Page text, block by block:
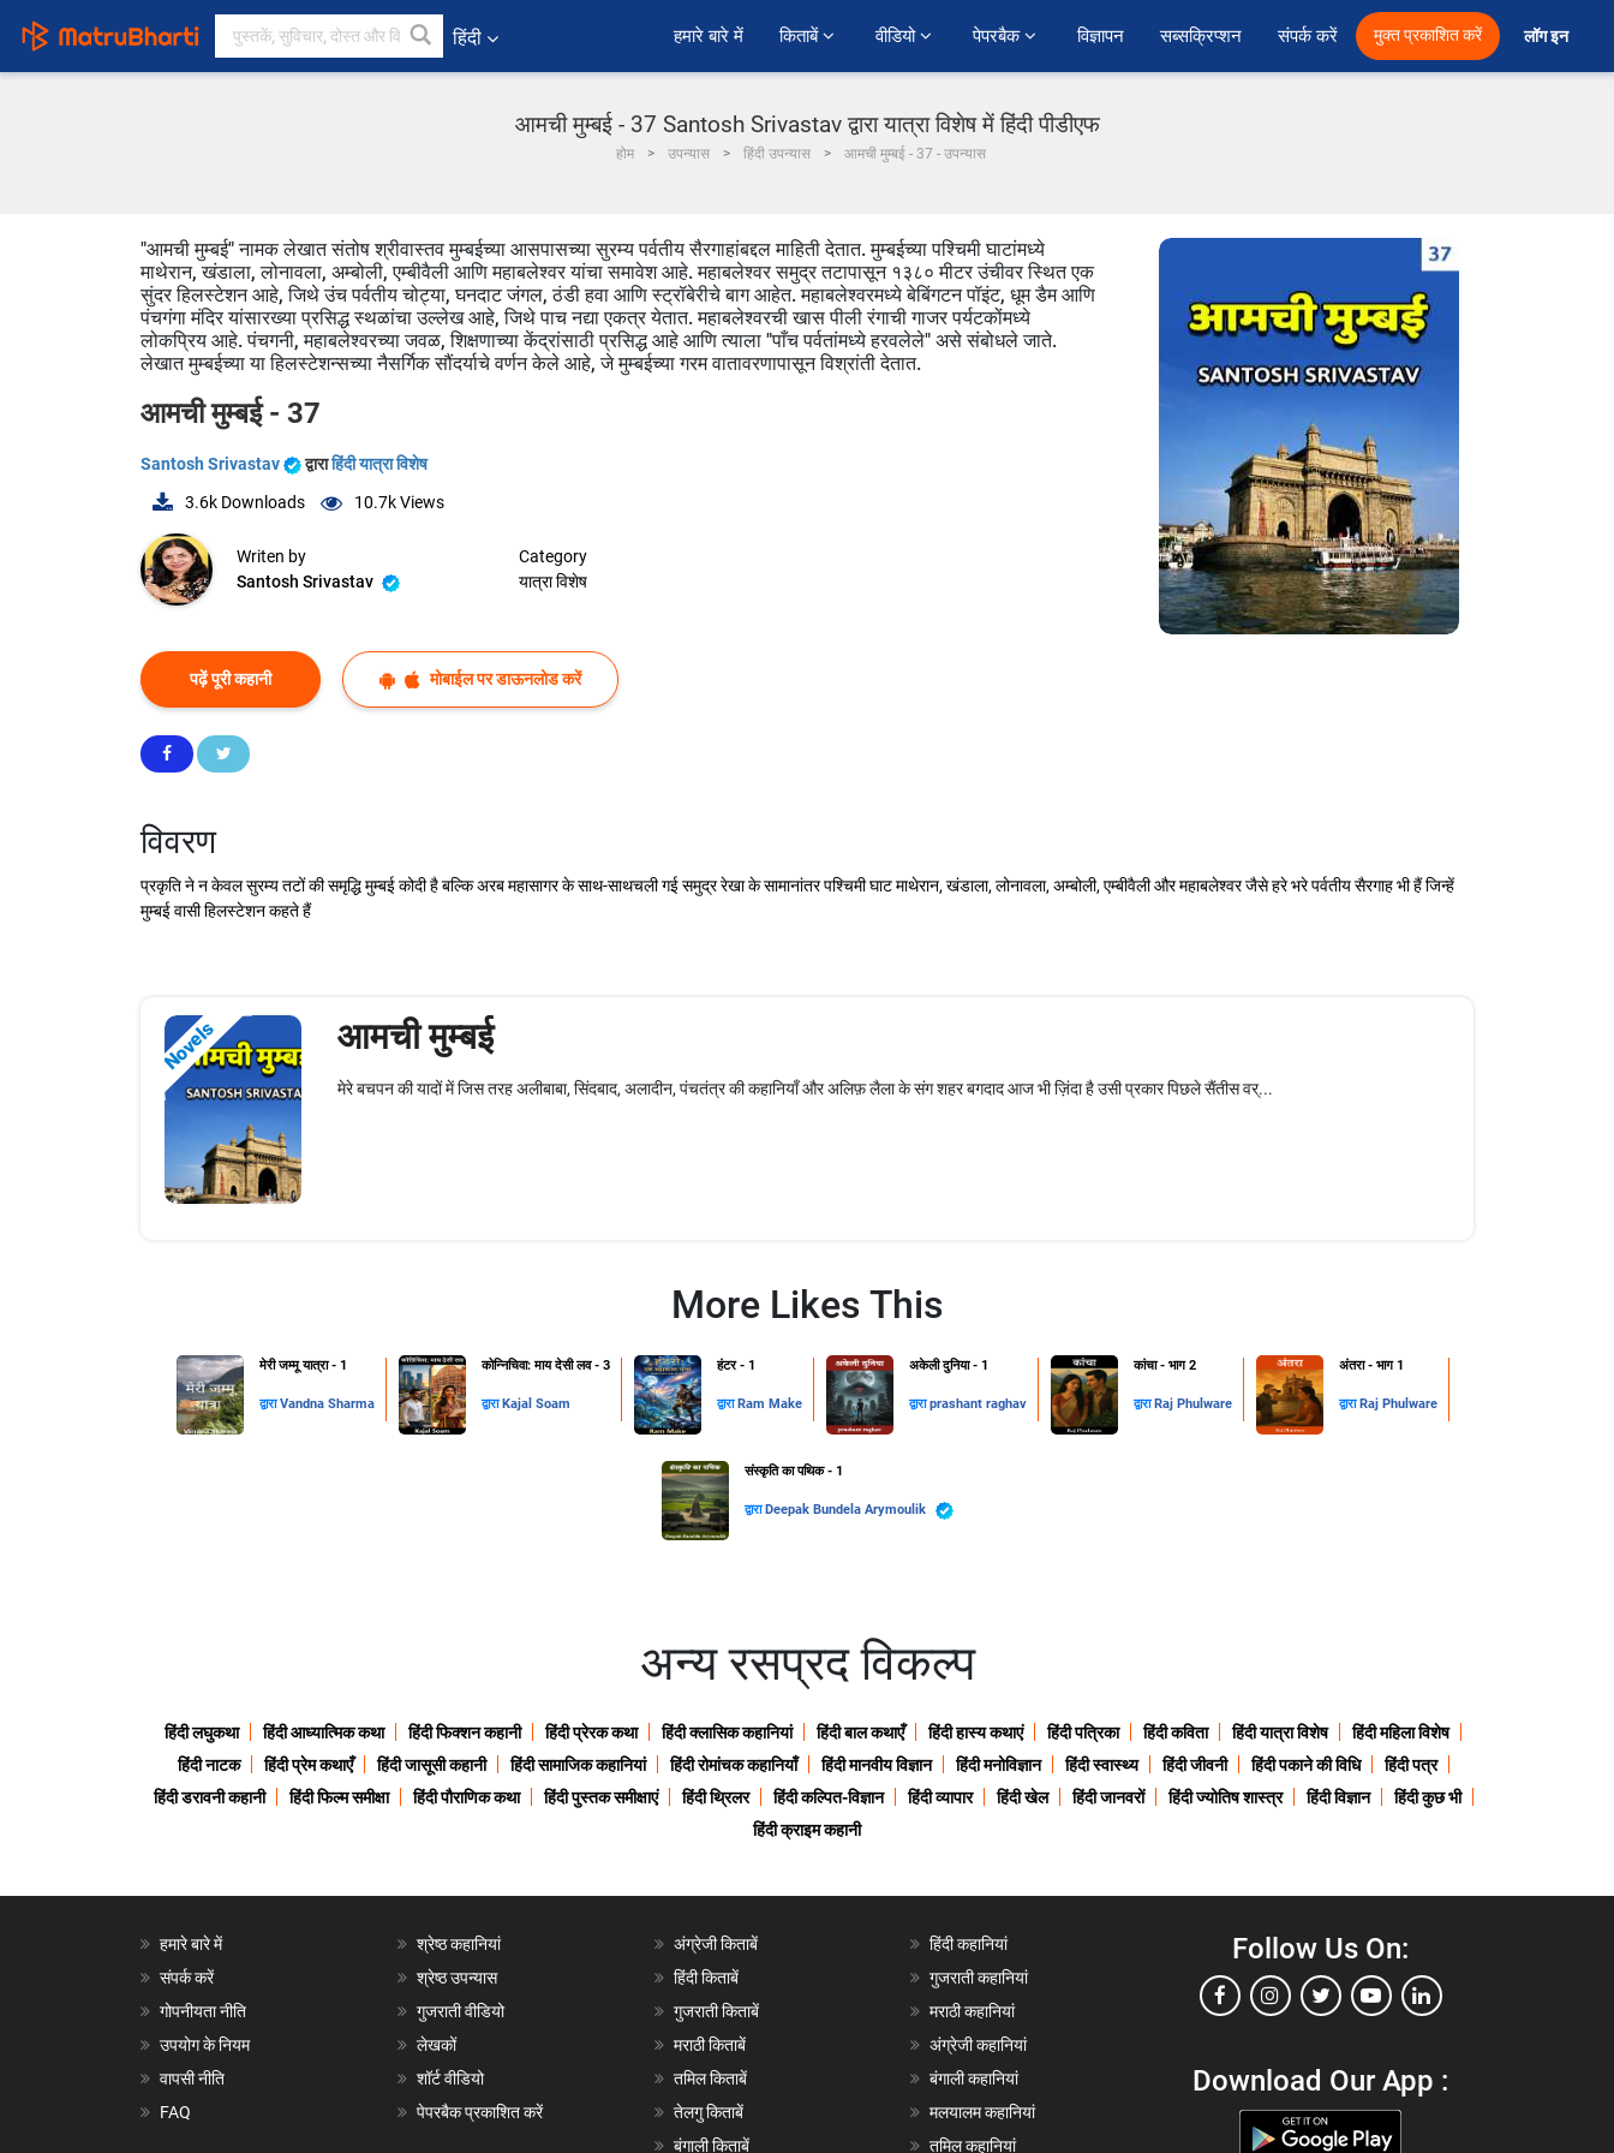
हिंदी हमारे बारे में किताबें वीडियो पेपरबैक विज्ञापन सब्सक्रिप्शन संपर्क करें मुक्त प्रकाशित करें लॉग इन
आमची मुम्बई - 37 Santosh Srivastav द्वारा यात्रा विशेष में हिंदी पीडीएफ
होम उपन्यास हिंदी उपन्यास आमची मुम्बई - 37 - उपन्यास
"आमची मुम्बई" नामक लेखात संतोष श्रीवास्तव मुम्बईच्या आसपासच्या सुरम्य पर्वतीय सैरगाहांबद्दल माहिती देतात. मुम्बईच्या पश्चिमी घाटांमध्ये
माथेरान, खंडाला, लोनावला, अम्बोली, एम्बीवैली आणि महाबलेश्वर यांचा समावेश आहे. महाबलेश्वर समुद्र तटापासून १३८० मीटर उंचीवर स्थित एक
सुंदर हिलस्टेशन आहे, जिथे उंच पर्वतीय चोट्या, घनदाट जंगल, ठंडी हवा आणि स्ट्रॉबेरीचे बाग आहेत. महाबलेश्वरमध्ये बेबिंगटन पॉइंट, धूम डैम आणि
पंचगंगा मंदिर यांसारख्या प्रसिद्ध स्थळांचा उल्लेख आहे, जिथे पाच नद्या एकत्र येतात. महाबलेश्वरची खास पीली रंगाची गाजर पर्यटकोंमध्ये
लोकप्रिय आहे. पंचगनी, महाबलेश्वरच्या जवळ, शिक्षणाच्या केंद्रांसाठी प्रसिद्ध आहे आणि त्याला "पाँच पर्वतांमध्ये हरवलेले" असे संबोधले जाते.
लेखात मुम्बईच्या या हिलस्टेशन्सच्या नैसर्गिक सौंदर्याचे वर्णन केले आहे, जे मुम्बईच्या गरम वातावरणापासून विश्रांती देतात.
आमची मुम्बई - 37
Santosh Srivastav द्वाराहिंदी यात्रा विशेष
3.6k Downloads 10.7kViews
Writen by
Santosh Srivastav
Category
यात्रा विशेष
पढ़ें पूरी कहानी मोबाईल पर डाऊनलोड करें
विवरण
प्रकृति ने न केवल सुरम्य तटों की समृद्धि मुम्बई कोदी है बल्कि अरब महासागर के साथ-साथचली गई समुद्र रेखा के सामानांतर पश्चिमी घाट माथेरान, खंडाला, लोनावला, अम्बोली, एम्बीवैली और महाबलेश्वर जैसे हरे भरे पर्वतीय सैरगाह भी हैं जिन्हें
मुम्बई वासी हिलस्टेशन कहते हैं
Novels आमची मुम्बई
मेरे बचपन की यादों में जिस तरह अलीबाबा, सिंदबाद, अलादीन, पंचतंत्र की कहानियाँ और अलिफ़ लैला के संग शहर बगदाद आज भी ज़िंदा है उसी प्रकार पिछले सैंतीस वर्...
More Likes This
मेरी जम्मू यात्रा - 1
द्वाराVandna Sharma
कोन्निचिवा: माय देसी लव - 3
द्वारा Kajal Soam
हंटर - 1
द्वारा Ram Make
अकेली दुनिया - 1
द्वाराprashant raghav
कांचा - भाग 2
द्वारा Raj Phulware
अंतरा - भाग 1
द्वारा Raj Phulware
संस्कृति का पथिक - 1
द्वारा Deepak Bundela Arymoulik
अन्य रसप्रद विकल्प
हिंदी लघुकथा हिंदी आध्यात्मिक कथा हिंदी फिक्शन कहानी हिंदी प्रेरक कथा हिंदी क्लासिक कहानियां हिंदी बाल कथाएँ हिंदी हास्य कथाएं हिंदी पत्रिका हिंदी कविता हिंदी यात्रा विशेष
हिंदी महिला विशेष
हिंदी नाटक
हिंदी प्रेम कथाएँ हिंदी जासूसी कहानी हिंदी सामाजिक कहानियां हिंदी रोमांचक कहानियाँ हिंदी मानवीय विज्ञान हिंदी मनोविज्ञान हिंदी स्वास्थ्य हिंदी जीवनी हिंदी पकाने की विधि
हिंदी पत्र
हिंदी डरावनी कहानी
हिंदी फिल्म समीक्षा हिंदी पौराणिक कथा हिंदी पुस्तक समीक्षाएं हिंदी थ्रिलर हिंदी कल्पित-विज्ञान हिंदी व्यापार हिंदी खेल हिंदी जानवरों हिंदी ज्योतिष शास्त्र हिंदी विज्ञान
हिंदी कुछ भी
हिंदी क्राइम कहानी
हमारे बारे में
संपर्क करें
गोपनीयता नीति
उपयोग के नियम
वापसी नीति
FAQ
श्रेष्ठ कहानियां
श्रेष्ठ उपन्यास
गुजराती वीडियो
लेखकों
शॉर्ट वीडियो
पेपरबैक प्रकाशित करें
अंग्रेजी किताबें
हिंदी किताबें
गुजराती किताबें
मराठी किताबें
तमिल किताबें
तेलगु किताबें
बंगाली किताबें
हिंदी कहानियां
गुजराती कहानियां
मराठी कहानियां
अंग्रेजी कहानियां
बंगाली कहानियां
मलयालम कहानियां
तमिल कहानियां
Follow Us On:
Download Our App :